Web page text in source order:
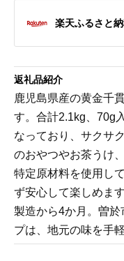
楽天ふるさと
返礼品紹介
鹿児島県産の黄金千
す。合計2.1kg、70g
なっており、サクサ
のおやつやお茶うけ
特定原材料を使用し
ず安心して楽しめま
製造から4か月。曽
プは、地元の味を手